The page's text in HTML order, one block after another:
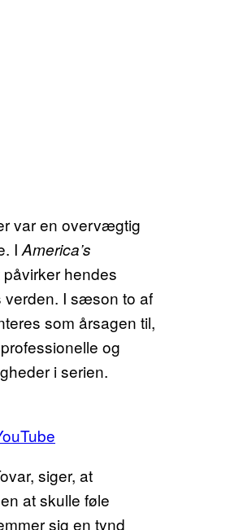
var en overvægtig
I America’s
hendes
verden. I sæson to af
som årsagen til,
og
i serien.
siger, at
at skulle føle
sig en tynd